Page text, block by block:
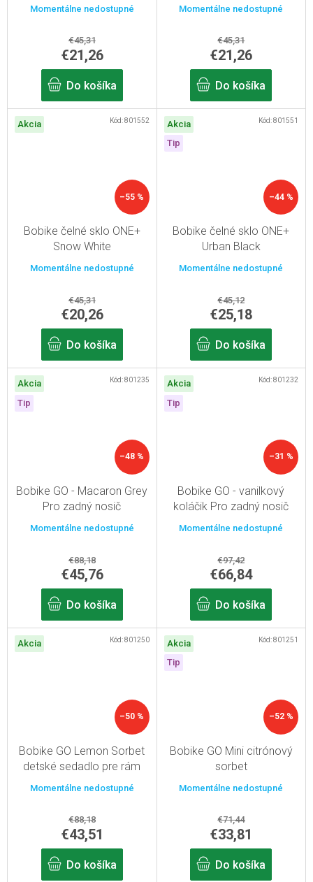
Momentálne nedostupné
€45,31
€21,26
Do košíka
Momentálne nedostupné
€45,31
€21,26
Do košíka
Akcia
–55 %
Bobike čelné sklo ONE+
Snow White
Momentálne nedostupné
€45,31
€20,26
Do košíka
Kód:801552
Akcia
Tip
–44 %
Bobike čelné sklo ONE+
Urban Black
Momentálne nedostupné
€45,12
€25,18
Do košíka
Kód:801551
Akcia
Tip
–48 %
Bobike GO - Macaron Grey
Pro zadný nosič
Momentálne nedostupné
€88,18
€45,76
Do košíka
Kód:801235
Akcia
Tip
–31 %
Bobike GO - vanilkový
koláčik Pro zadný nosič
Momentálne nedostupné
€97,42
€66,84
Do košíka
Kód:801232
Akcia
–50 %
Bobike GO Lemon Sorbet
detské sedadlo pre rám
sedlovej trubky
Momentálne nedostupné
€88,18
€43,51
Do košíka
Kód:801250
Akcia
Tip
–52 %
Bobike GO Mini citrónový
sorbet
Momentálne nedostupné
€71,44
€33,81
Do košíka
Kód:801251